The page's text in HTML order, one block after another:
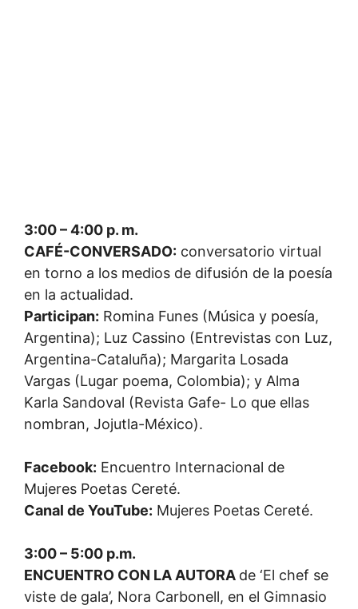
3:00 – 4:00 p. m.
CAFÉ-CONVERSADO: conversatorio virtual
en torno a los medios de difusión de la poesía
en la actualidad.
Participan: Romina Funes (Música y poesía,
Argentina); Luz Cassino (Entrevistas con Luz,
Argentina-Cataluña); Margarita Losada
Vargas (Lugar poema, Colombia); y Alma
Karla Sandoval (Revista Gafe- Lo que ellas
nombran, Jojutla-México).
Facebook: Encuentro Internacional de
Mujeres Poetas Cereté.
Canal de YouTube: Mujeres Poetas Cereté.
3:00 – 5:00 p.m.
ENCUENTRO CON LA AUTORA de ‘El chef se
viste de gala’, Nora Carbonell, en el Gimnasio